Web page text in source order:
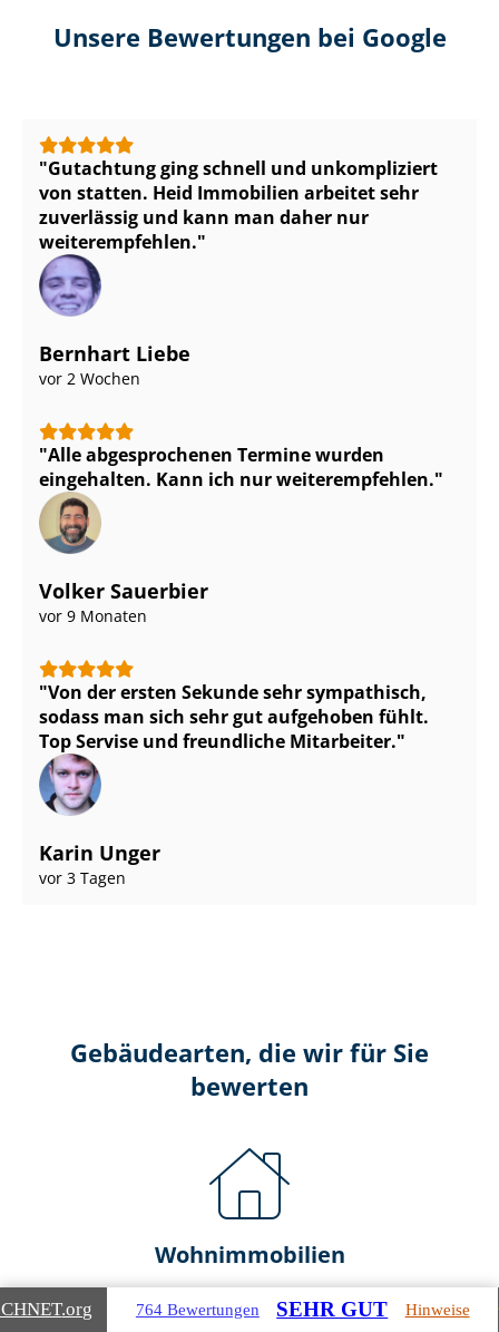
Unsere Bewertungen bei Google
Gutachtung ging schnell und unkompliziert
von statten. Heid Immobilien arbeitet sehr
zuverlässig und kann man daher nur
weiterempfehlen.
Bernhart Liebe
vor 2 Wochen
Alle abgesprochenen Termine wurden
eingehalten. Kann ich nur weiterempfehlen.
Volker Sauerbier
vor 9 Monaten
Von der ersten Sekunde sehr sympathisch,
sodass man sich sehr gut aufgehoben fühlt.
Top Servise und freundliche Mitarbeiter.
Karin Unger
vor 3 Tagen
Gebäudearten, die wir für Sie
bewerten
Wohnimmobilien
Ein- und Zwei­fa­mi­li­en­häu­ser
.org 764 Bewertungen SEHR GUT Hinweise